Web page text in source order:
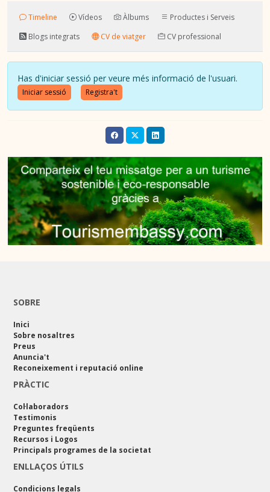
Timeline Vídeos Àlbums
Productes i Serveis
Blogs integrats
CV de viatger CV professional
Has d'iniciar sessió per veure més informació de l'usuari.
Iniciar sessió Registra't
SOBRE
Inici
Sobre nosaltres
Preus
Anuncia't
Reconeixement i reputació online
PRÀCTIC
Col·laboradors
Testimonis
Preguntes freqüents
Recursos i Logos
Principals programes de la societat
ENLLAÇOS ÚTILS
Condicions legals